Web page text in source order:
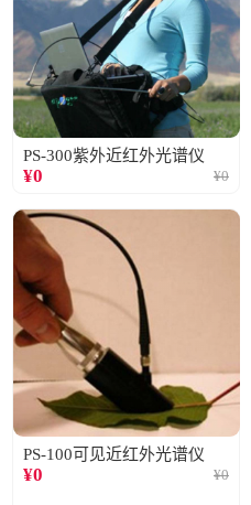
PS-300紫外近红外光谱仪
¥0 ¥0
PS-100可见近红外光谱仪
¥0 ¥0